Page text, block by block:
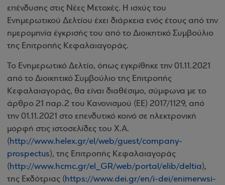
επένδυσης στις Νέες Μετοχές. Η ισχύς του
Ενημερωτικού Δελτίου έχει διάρκεια ενός έτους από την
ημερομηνία έγκρισής του από το Διοικητικό Συμβούλιο
της Επιτροπής Κεφαλαιαγοράς.
Το Ενημερωτικό Δελτίο, όπως εγκρίθηκε την 01.11.2021
από το Διοικητικό Συμβούλιο της Επιτροπής
Κεφαλαιαγοράς, θα είναι διαθέσιμο, σύμφωνα με το
άρθρο 21 παρ.2 του Κανονισμού (ΕΕ) 2017/1129, από
την 01.11.2021 στο επενδυτικό κοινό σε ηλεκτρονική
μορφή στις ιστοσελίδες του Χ.Α.
(http://www.helex.gr/el/web/guest/company-
prospectus), της Επιτροπής Κεφαλαιαγοράς
(http://www.hcmc.gr/el_GR/web/portal/elib/deltia),
της Εκδότριας (https://www.dei.gr/en/i-dei/enimerwsi-